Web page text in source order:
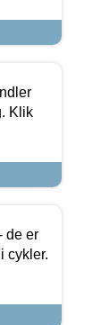
Klik
de er
cykler.